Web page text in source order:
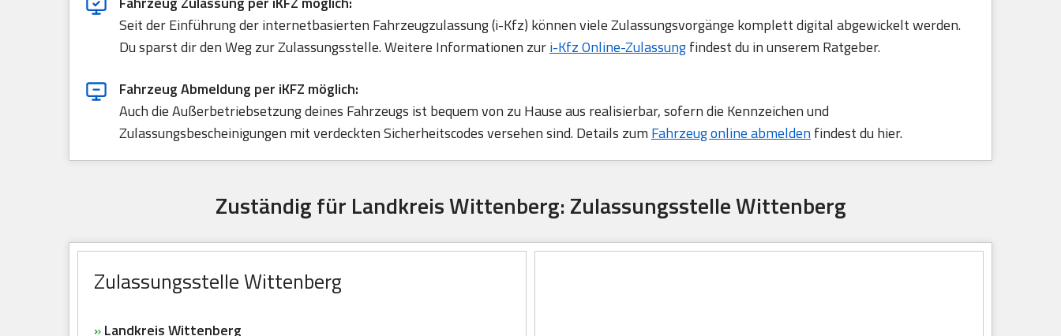
Seit der Einführung der internetbasierten Fahrzeugzulassung (i-Kfz) können viele Zulassungsvorgänge komplett digital abgewickelt werden.
Du sparst dir den Weg zur Zulassungsstelle. Weitere Informationen zuri-Kfz Online-Zulassungfindest du in unserem Ratgeber.
Fahrzeug Abmeldung per iKFZ möglich:
Auch die Außerbetriebsetzung deines Fahrzeugs ist bequem von zu Hause aus realisierbar, sofern die Kennzeichen und
Zulassungsbescheinigungen mit verdeckten Sicherheitscodes versehen sind. Details zum Fahrzeug online abmeldenfindest du hier.
Zuständig für Landkreis Wittenberg: Zulassungsstelle Wittenberg
Zulassungsstelle Wittenberg
»Landkreis Wittenberg